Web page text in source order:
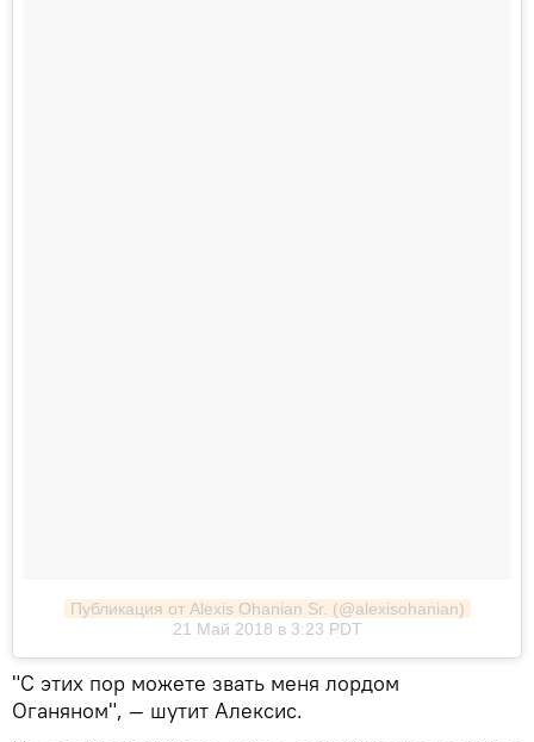
Публикация от Alexis Ohanian Sr. (@alexisohanian)
21 Май 2018 в 3:23 PDT
"С этих пор можете звать меня лордом
Оганяном", — шутит Алексис.